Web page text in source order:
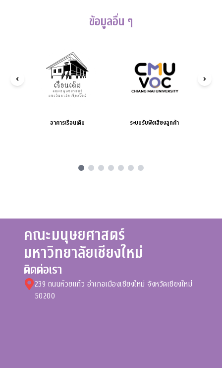
ข้อมูลอื่น ๆ
อาคารเรือนเดิม ระบบรับฟังเสียงลูกค้า
คณะมนุษยศาสตร์
มหาวิทยาลัยเชียงใหม่
ติดต่อเรา
239 ถนนห้วยแก้ว อําเภอเมืองเชียงใหม่ จังหวัดเชียงใหม่
50200